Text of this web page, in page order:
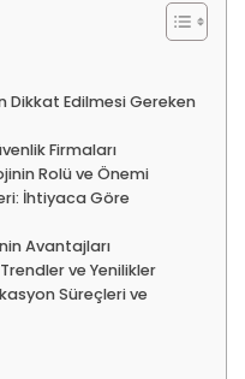
Dikkat Edilmesi Gereken
Firmaları
Rolü ve Önemi
İhtiyaca Göre
Avantajları
ve Yenilikler
Süreçleri ve